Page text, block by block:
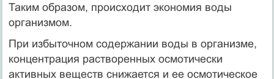
Таким образом, происходит экономия воды
организмом.
При избыточном содержании воды в организме,
концентрация растворенных осмотически
активных веществ снижается и ее осмотическое